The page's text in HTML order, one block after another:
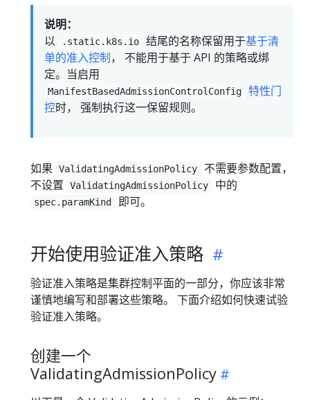
说明：
以
.static.k8s.io 结尾的名称保留用于基于清
单的准入控制， 不能用于基于 API 的策略或绑
定。当启用
ManifestBasedAdmissionControlConfig
特性门
控时， 强制执行这一保留规则。
如果 ValidatingAdmissionPolicy
不需要参数配置，
不设置
ValidatingAdmissionPolicy 中的
spec.paramKind 即可。
开始使用验证准入策略
验证准入策略是集群控制平面的一部分，你应该非常
谨慎地编写和部署这些策略。 下面介绍如何快速试验
验证准入策略。
创建一个
ValidatingAdmissionPolicy